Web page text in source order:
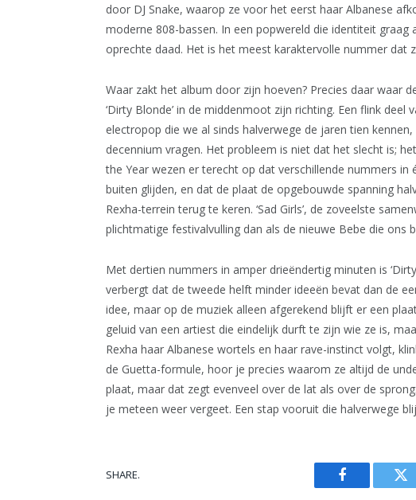
door DJ Snake, waarop ze voor het eerst haar Albanese
moderne 808-bassen. In een popwereld die identiteit
oprechte daad. Het is het meest karaktervolle nummer dat
Waar zakt het album door zijn hoeven? Precies daar waar
‘Dirty Blonde’ in de middenmoot zijn richting. Een flink
electropop die we al sinds halverwege de jaren tien
decennium vragen. Het probleem is niet dat het slecht is;
the Year wezen er terecht op dat verschillende nummers
buiten glijden, en dat de plaat de opgebouwde spanning
Rexha-terrein terug te keren. ‘Sad Girls’, de zoveelste
plichtmatige festivalvulling dan als de nieuwe Bebe die ons
Met dertien nummers in amper drieëndertig minuten is
verbergt dat de tweede helft minder ideeën bevat dan de
idee, maar op de muziek alleen afgerekend blijft er een
geluid van een artiest die eindelijk durft te zijn wie ze is,
Rexha haar Albanese wortels en haar rave-instinct volgt,
de Guetta-formule, hoor je precies waarom ze altijd de
plaat, maar dat zegt evenveel over de lat als over de
je meteen weer vergeet. Een stap vooruit die halverwege
SHARE.
Facebook